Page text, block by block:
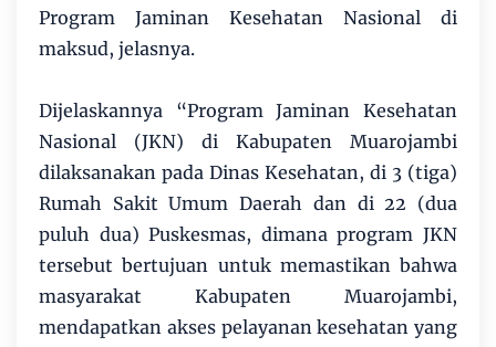
Program Jaminan Kesehatan Nasional di
maksud, jelasnya.
Dijelaskannya “Program Jaminan Kesehatan
Nasional (JKN) di Kabupaten Muarojambi
dilaksanakan pada Dinas Kesehatan, di 3 (tiga)
Rumah Sakit Umum Daerah dan di 22 (dua
puluh dua) Puskesmas, dimana program JKN
tersebut bertujuan untuk memastikan bahwa
masyarakat Kabupaten Muarojambi,
mendapatkan akses pelayanan kesehatan yang